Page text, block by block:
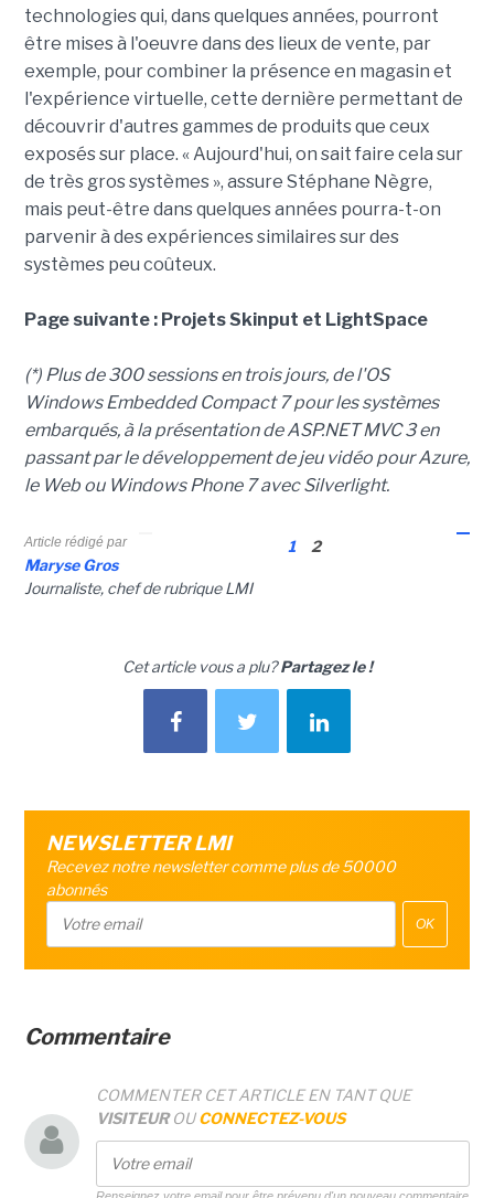
technologies qui, dans quelques années, pourront
être mises à l'oeuvre dans des lieux de vente, par
exemple, pour combiner la présence en magasin et
l'expérience virtuelle, cette dernière permettant de
découvrir d'autres gammes de produits que ceux
exposés sur place. « Aujourd'hui, on sait faire cela sur
de très gros systèmes », assure Stéphane Nègre,
mais peut-être dans quelques années pourra-t-on
parvenir à des expériences similaires sur des
systèmes peu coûteux.
Page suivante : Projets Skinput et LightSpace
(*) Plus de 300 sessions en trois jours, de l'OS
Windows Embedded Compact 7 pour les systèmes
embarqués, à la présentation de ASP.NET MVC 3 en
passant par le développement de jeu vidéo pour Azure,
le Web ou Windows Phone 7 avec Silverlight.
1 2
Article rédigé par
Maryse Gros
Journaliste, chef de rubrique LMI
Cet article vous a plu?Partagez le !
NEWSLETTER LMI
Recevez notre newsletter comme plus de 50000
abonnés
OK
Commentaire
COMMENTER CET ARTICLE EN TANT QUE
VISITEUROUCONNECTEZ-VOUS